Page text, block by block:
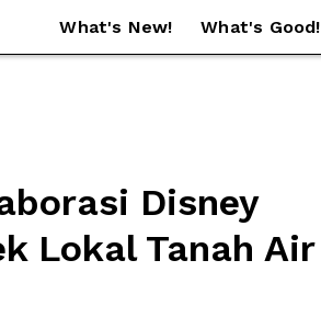
What's New! What's Good!
Disney
Lokal Tanah Air